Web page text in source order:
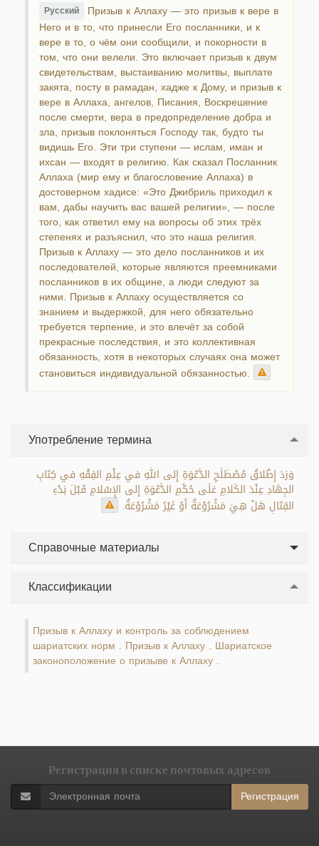
Русский Призыв к Аллаху — это призыв к вере в
Него и в то, что принесли Его посланники, и к
вере в то, о чём они сообщили, и покорности в
том, что они велели. Это включает призыв к двум
свидетельствам, выстаиванию молитвы, выплате
закята, посту в рамадан, хадже к Дому, и призыв к
вере в Аллаха, ангелов, Писания, Воскрешение
после смерти, вера в предопределение добра и
зла, призыв поклоняться Господу так, будто ты
видишь Его. Эти три ступени — ислам, иман и
ихсан — входят в религию. Как сказал Посланник
Аллаха (мир ему и благословение Аллаха) в
достоверном хадисе: «Это Джибриль приходил к
вам, дабы научить вас вашей религии», — после
того, как ответил ему на вопросы об этих трёх
степенях и разъяснил, что это наша религия.
Призыв к Аллаху — это дело посланников и их
последователей, которые являются преемниками
посланников в их общине, а люди следуют за
ними. Призыв к Аллаху осуществляется со
знанием и выдержкой, для него обязательно
требуется терпение, и это влечёт за собой
прекрасные последствия, и это коллективная
обязанность, хотя в некоторых случаях она может
становиться индивидуальной обязанностью.
Употребление термина
وَرَدَ إِطْلاقُ مُصْطَلَحِ الدَّعْوَةِ إِلى اللهِ في عِلْمِ الفِقْهِ في كِتَابِ
الجِهَادِ عِنْدَ الكَلامِ عَلَى حُكْمِ الدَّعْوَةِ إِلى الإِسْلامِ قَبْلَ بَدْءِ
القِتَالِ هَلْ هِيَ مَشْرُوْعَةٌ أَوْ غَيْرُ مَشْرُوْعَةٌ.
Справочные материалы
Классификации
Призыв к Аллаху и контроль за соблюдением
шариатских норм Призыв к Аллаху Шариатское
законоположение о призыве к Аллаху
Регистрация в списке почтовых адресов
Регистрация